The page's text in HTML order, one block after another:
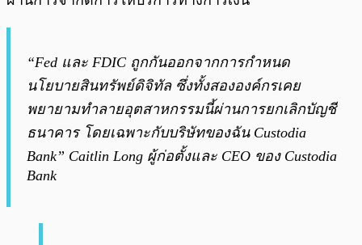
“Fed และ FDIC ถูกกันออกจากการกำหนด
นโยบายสินทรัพย์ดิจิทัล ซึ่งทั้งสององค์กรเคย
พยายามทำลายอุตสาหกรรมนี้ผ่านการยกเลิกบัญชี
ธนาคาร โดยเฉพาะกับบริษัทของฉัน Custodia
Bank” Caitlin Long ผู้ก่อตั้งและ CEO ของ Custodia
Bank